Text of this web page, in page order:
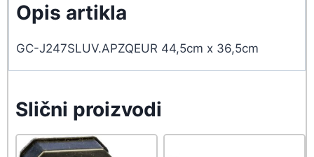
Opis artikla
GC-J247SLUV.APZQEUR 44,5cm x 36,5cm
Slični proizvodi